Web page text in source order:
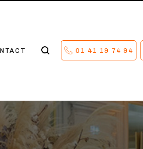
01 41 19 74 94